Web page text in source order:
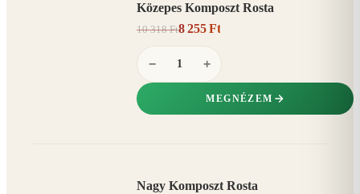
Közepes Komposzt Rosta
10 318 Ft8 255 Ft
− +
MEGNÉZEM
Nagy Komposzt Rosta